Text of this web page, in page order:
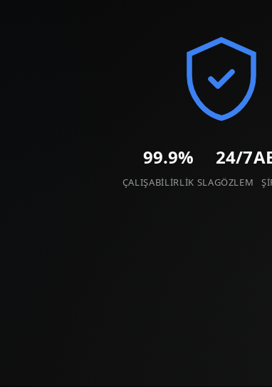
99.9%
ÇALIŞABILIRLIK SLA
24/7
GÖZLEM